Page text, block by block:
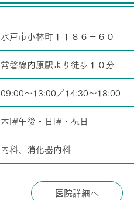
水戸市小林町１１８６－６０
常磐線内原駅より徒歩１０分
09:00～13:00／14:30～18:00
木曜午後・日曜・祝日
内科、消化器内科
医院詳細へ